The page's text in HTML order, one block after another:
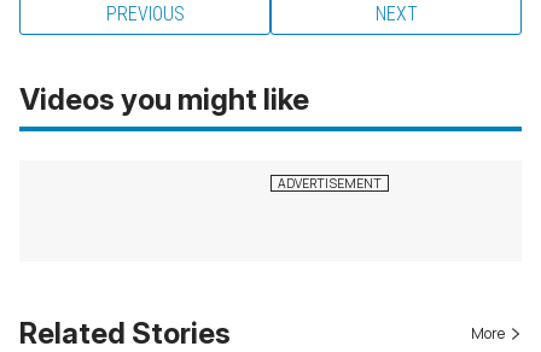
PREVIOUS NEXT
Videos you might like
Related Stories More